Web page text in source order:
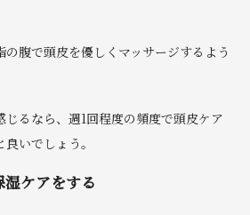
腹で頭皮を優しくマッサージするよう
じるなら、週1回程度の頻度で頭皮ケア
いでしょう。
湿ケアをする